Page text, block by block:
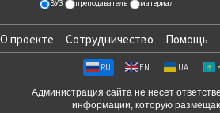
ВУЗ преподаватель материал
О проекте Сотрудничество Помощь
RU EN UA
Администрация сайта не несет
информации, которую